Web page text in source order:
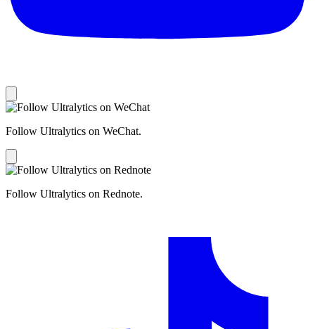
Follow Ultralytics on WeChat.
Follow Ultralytics on Rednote.